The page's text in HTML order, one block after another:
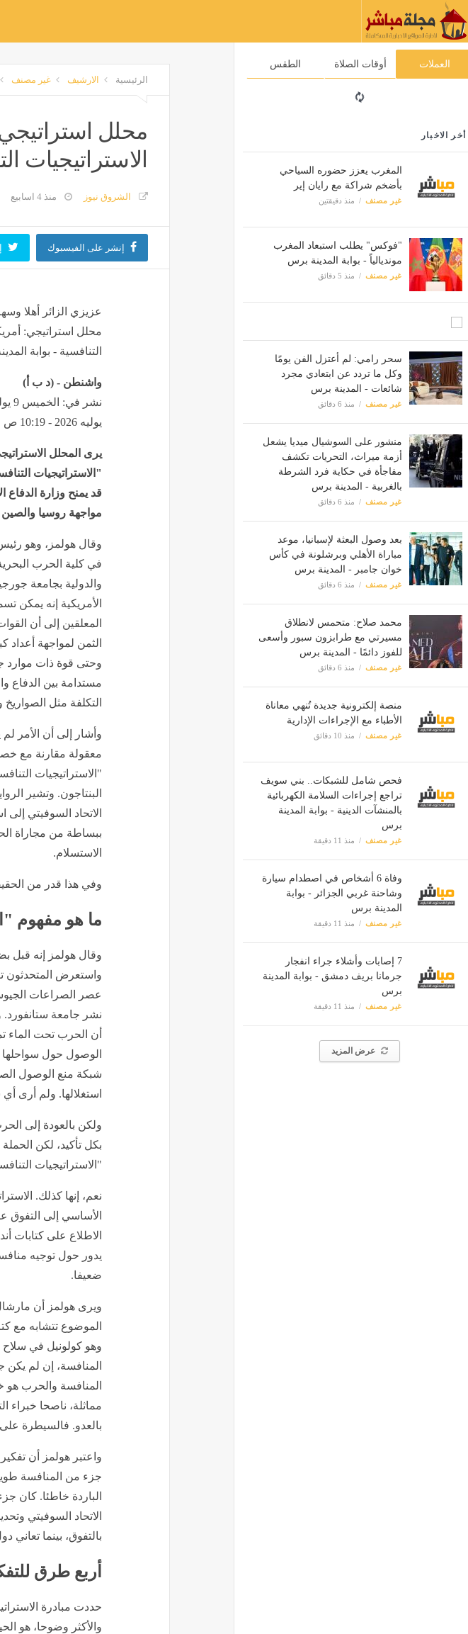
العملات أوقات الصلاة الطقس
أخر الاخبار
المغرب يعزز حضوره السياحي
بأضخم شراكة مع رايان إير
غير مصنف منذ دقيقتين
"فوكس" يطلب استبعاد المغرب
مونديالياً - بوابة المدينة برس
غير مصنف منذ 5 دقائق
سحر رامي: لم أعتزل الفن يومًا
وكل ما تردد عن ابتعادي مجرد
شائعات - المدينة برس
غير مصنف منذ 6 دقائق
منشور على السوشيال ميديا يشعل
أزمة ميراث، التحريات تكشف
مفاجأة في حكاية فرد الشرطة
بالغربية - المدينة برس
غير مصنف منذ 6 دقائق
بعد وصول البعثة لإسبانيا، موعد
مباراة الأهلي وبرشلونة في كأس
خوان جامبر - المدينة برس
غير مصنف منذ 6 دقائق
محمد صلاح: متحمس لانطلاق
مسيرتي مع طرابزون سبور وأسعى
للفوز دائمًا - المدينة برس
غير مصنف منذ 6 دقائق
منصة إلكترونية جديدة تُنهي معاناة
الأطباء مع الإجراءات الإدارية
غير مصنف منذ 10 دقائق
فحص شامل للشبكات.. بني سويف
تراجع إجراءات السلامة الكهربائية
بالمنشآت الدينية - بوابة المدينة
برس
غير مصنف منذ 11 دقيقة
وفاة 6 أشخاص في اصطدام سيارة
وشاحنة غربي الجزائر - بوابة
المدينة برس
غير مصنف منذ 11 دقيقة
7 إصابات وأشلاء جراء انفجار
جرمانا بريف دمشق - بوابة المدينة
برس
غير مصنف منذ 11 دقيقة
عرض المزيد
الرئيسية الارشيف غير مصنف
محلل
الاستراتيجيات
الشروق نيوز منذ 4 اسابيع
إنشر على الفيسبوك
عزيزي الزائر أهلا
محلل استراتيجي:
التنافسية - بوابة
واشنطن - (د ب أ)
يوليه 2026 - 10:19 ص
يرى المحلل
"الاستراتيجيات
قد يمنح وزارة الدفاع
مواجهة روسيا
وقال هولمز، وهو
في كلية الحرب
والدولية بجامعة
الأمريكية إنه يمكن
المعلقين إلى أن
الثمن لمواجهة أعداد
وحتى قوة ذات موارد
مستدامة بين الدفاع
التكلفة مثل
وأشار إلى أن الأمر
معقولة مقارنة مع
"الاستراتيجيات
البنتاجون. وتشير
الاتحاد السوفيتي
ببساطة من مجاراة
الاستسلام.
وفي هذا قدر من
ما هو مفهوم
وقال هولمز إنه قبل
واستعرض المتحدثون
عصر الصراعات
نشر جامعة
أن الحرب تحت الماء
الوصول حول
شبكة منع الوصول
استغلالها. ولم أرى
ولكن بالعودة إلى
بكل تأكيد، لكن
"الاستراتيجيات
نعم، إنها كذلك.
الأساسي إلى
الاطلاع على كتابات
يدور حول توجيه
ضعيفا.
ويرى هولمز أن مارشال
الموضوع تتشابه مع
وهو كولونيل في سلاح
المنافسة، إن لم
المنافسة والحرب
مماثلة، ناصحا خبراء
بالعدو. فالسيطرة على
واعتبر هولمز أن
جزء من المنافسة
الباردة خاطئا. كان
الاتحاد السوفيتي
بالتفوق، بينما
أربع طرق
حددت مبادرة
والأكثر وضوحا، هو